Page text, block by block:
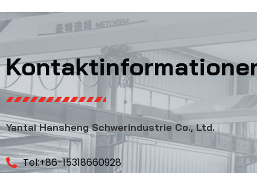
Yantai Hansheng Schwerindustrie Co., Ltd.
Tel:+86-15318660928